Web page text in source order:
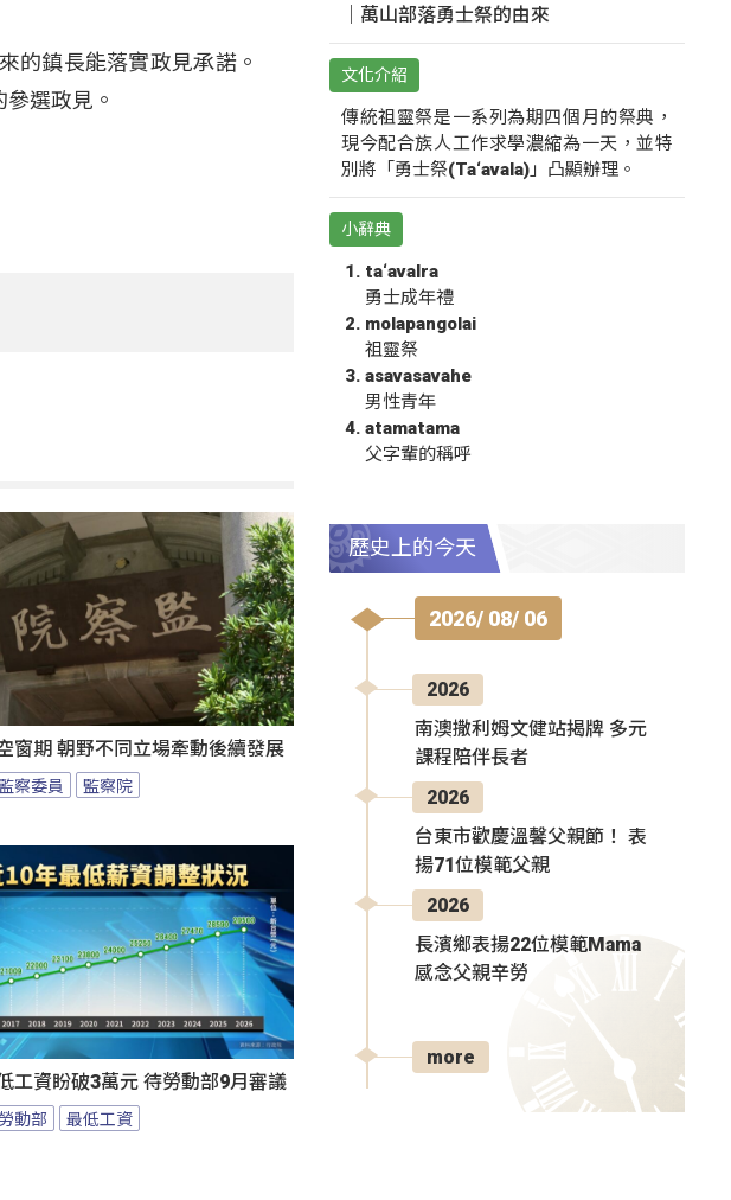
的鎮長能落實政見承諾。
選政見。
窗期 朝野不同立場牽動後續發展
察委員 監察院
工資盼破3萬元 待勞動部9月審議
動部 最低工資
｜萬山部落勇士祭的由來
文化介紹
傳統祖靈祭是一系列為期四個月的祭典，
現今配合族人工作求學濃縮為一天，並特
別將「勇士祭(Ta‘avala)」凸顯辦理。
小辭典
ta‘avalra
勇士成年禮
molapangolai
祖靈祭
asavasavahe
男性青年
atamatama
父字輩的稱呼
歷史上的今天
2026/ 08/ 06
2026
南澳撒利姆文健站揭牌 多元
課程陪伴長者
2026
台東市歡慶溫馨父親節！ 表
揚71位模範父親
2026
長濱鄉表揚22位模範Mama
感念父親辛勞
more